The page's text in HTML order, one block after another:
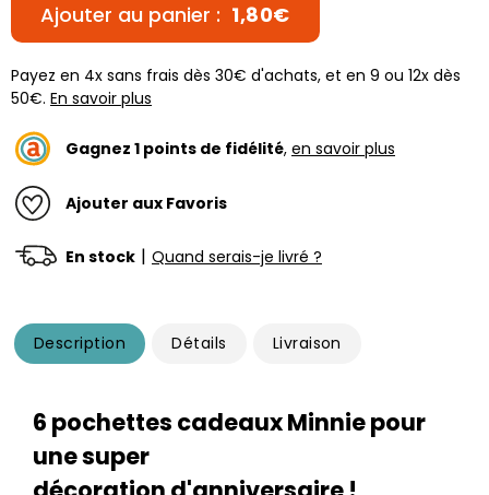
Ajouter au panier : 1,80€
Payez en 4x sans frais dès 30€ d'achats, et en 9 ou 12x dès
50€. En savoir plus
Gagnez 1 points de fidélité, en savoir plus
Ajouter aux Favoris
En stock | Quand serais-je livré ?
Description Détails Livraison
6 pochettes cadeaux Minnie pour
une super